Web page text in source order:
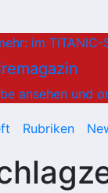
im TITANIC-
ansehen und
Rubriken